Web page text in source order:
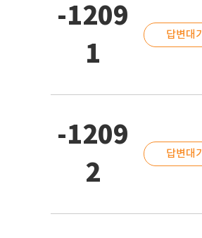
-1209
1
답변대기
-1209
2
답변대기